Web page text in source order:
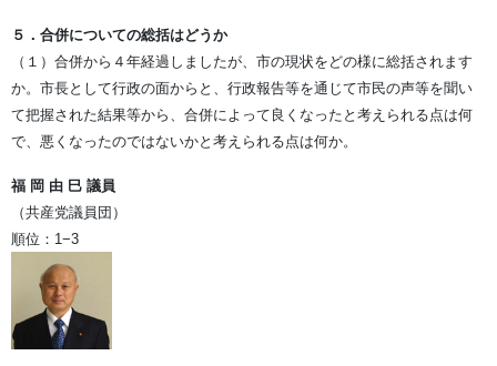
５．合併についての総括はどうか
（１）合併から４年経過しましたが、市の現状をどの様に総括されます
か。市長として行政の面からと、行政報告等を通じて市民の声等を聞い
て把握された結果等から、合併によって良くなったと考えられる点は何
で、悪くなったのではないかと考えられる点は何か。
福 岡 由 巳 議員
（共産党議員団）
順位：1−3